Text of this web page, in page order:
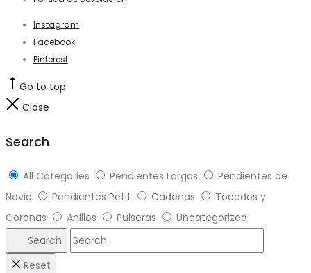
Instagram
Facebook
Pinterest
Go to top
Close
Search
All Categories Pendientes Largos
Pendientes de
Novia
Pendientes Petit Cadenas
Tocados y
Coronas
Anillos Pulseras
Uncategorized
Search
Reset